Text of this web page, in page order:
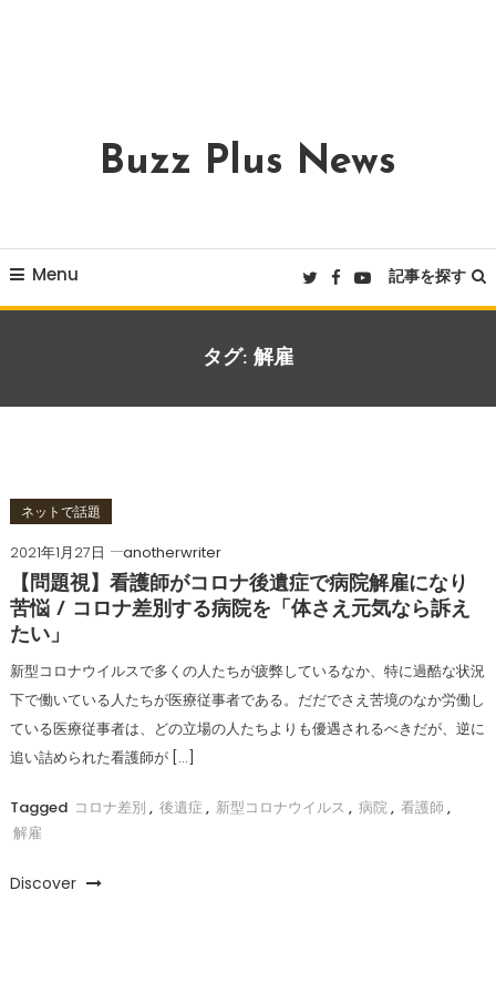
Buzz Plus News
Menu 記事を探す
タグ: 解雇
ネットで話題
2021年1月27日
anotherwriter
【問題視】看護師がコロナ後遺症で病院解雇になり
苦悩 / コロナ差別する病院を「体さえ元気なら訴え
たい」
新型コロナウイルスで多くの人たちが疲弊しているなか、特に過酷な状況
下で働いている人たちが医療従事者である。だだでさえ苦境のなか労働し
ている医療従事者は、どの立場の人たちよりも優遇されるべきだが、逆に
追い詰められた看護師が […]
Tagged コロナ差別 , 後遺症, 新型コロナウイルス , 病院, 看護師 ,
解雇
Discover